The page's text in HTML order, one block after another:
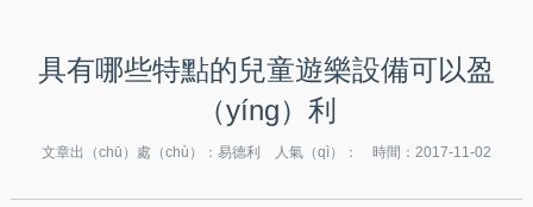
具有哪些特點的兒童遊樂設備可以盈
（yíng）利
文章出（chū）處（chù）：易德利 人氣（qì）： 時間：2017-11-02